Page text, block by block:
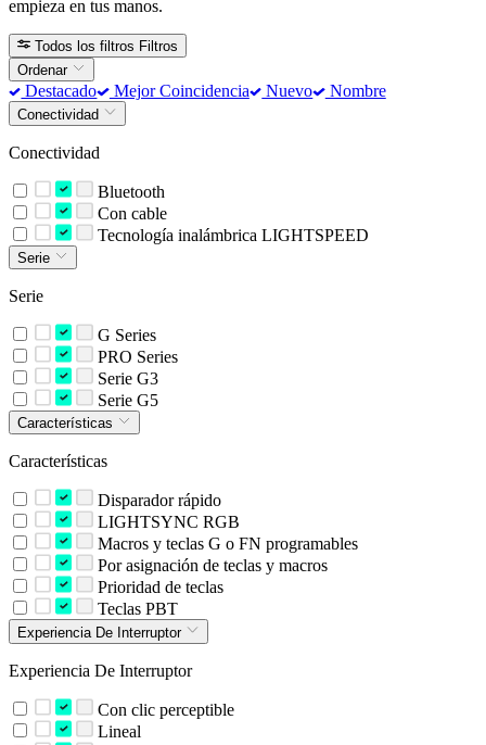
empieza en tus manos.
Todos los filtros Filtros
Ordenar
Destacado Mejor Coincidencia Nuevo Nombre
Conectividad
Conectividad
Bluetooth
Con cable
Tecnología inalámbrica LIGHTSPEED
Serie
Serie
G Series
PRO Series
Serie G3
Serie G5
Características
Características
Disparador rápido
LIGHTSYNC RGB
Macros y teclas G o FN programables
Por asignación de teclas y macros
Prioridad de teclas
Teclas PBT
Experiencia De Interruptor
Experiencia De Interruptor
Con clic perceptible
Lineal